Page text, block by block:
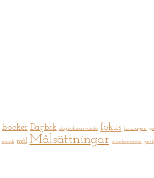
böcker Dagbok dagboksskrivande fokus försökigen
musik mål Målsättningar olaschenström